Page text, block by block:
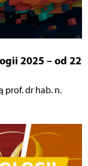
2025 – od 22
prof. dr hab. n.